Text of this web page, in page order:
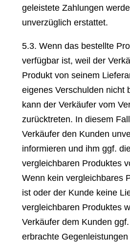
geleistete Zahlungen
unverzüglich erstattet.
5.3. Wenn das bestellte
verfügbar ist, weil der
Produkt von seinem
eigenes Verschulden nicht
kann der Verkäufer vom
zurücktreten. In diesem
Verkäufer den Kunden
informieren und ihm ggf.
vergleichbaren Produktes
Wenn kein vergleichbares
ist oder der Kunde keine
vergleichbaren Produktes
Verkäufer dem Kunden
erbrachte